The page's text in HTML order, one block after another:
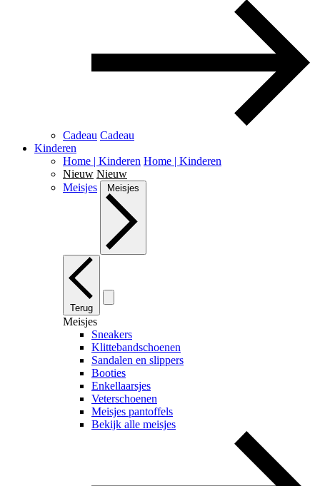
Cadeau Cadeau
Kinderen
Home | Kinderen Home | Kinderen
Nieuw Nieuw
Meisjes
Meisjes
Terug
Meisjes
Sneakers
Klittebandschoenen
Sandalen en slippers
Booties
Enkellaarsjes
Veterschoenen
Meisjes pantoffels
Bekijk alle meisjes